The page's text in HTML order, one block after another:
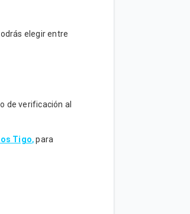
elegir entre
de verificación al
Tigo,para